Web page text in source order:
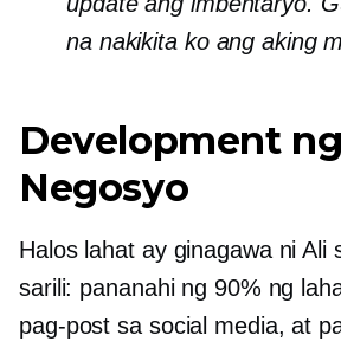
na nakikita ko ang aking
Development ng
Negosyo
Halos lahat ay ginagawa ni Ali
sarili: pananahi ng 90% ng
pag-post sa social media, at